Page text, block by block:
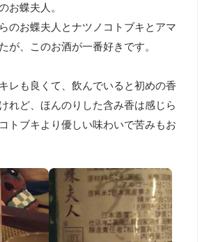
お蝶夫人。
のお蝶夫人とナツノコトブキとアマ
が、このお酒が一番好きです。
レも良くて、飲んでいると初めの香
れど、ほんのりした含み香は感じら
トブキより優しい味わいで苦みもお